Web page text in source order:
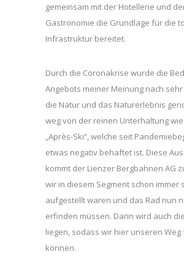
gemeinsam mit der Hotellerie und
Gastronomie die Grundlage für die
Infrastruktur bereitet.
Durch die Coronakrise wurde die
Angebots meiner Meinung nach
die Natur und das Naturerlebnis
weg von der reinen Unterhaltung
„Après-Ski“, welche seit
etwas negativ behaftet ist. Diese
kommt der Lienzer Bergbahnen AG
wir in diesem Segment schon immer
aufgestellt waren und das Rad nun
erfinden müssen. Darin wird auch
liegen, sodass wir hier unseren
können.